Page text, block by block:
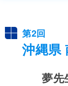
第2回
沖縄県
夢先